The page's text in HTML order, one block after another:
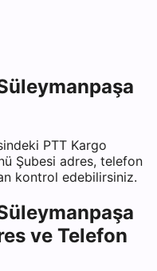
PTT Kargo
Şubesi adres, telefon
kontrol edebilirsiniz.
ve Telefon